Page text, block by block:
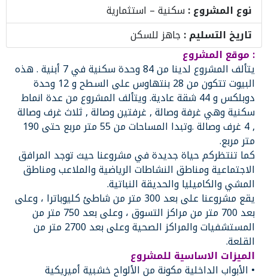
نوع المشروع : سكنية – استثمارية
تاريخ التسليم : جاهز للسكن
: موقع المشروع
يتألف المشروع لدينا من 84 وحدة سكنية في 7 أبنية . هذه
البيوت تتكون من 28 بنتهاوس على السطح و 12 وحدة
دوبلكس و 44 شقة عادية. ويتألف المشروع من عدة انماط
سكنية وهي غرفة وصالة , غرفتين وصالة , ثلاث غرف وصالة
, 4 غرف وصالة .وتبدا المساحات من 55 متر مربع حتى 190
متر مربع.
كما تنتظركم حياة جديدة في مشروعنا حيث توجد المرافق
الاجتماعية ومناطق النشاطات الرياضية والملاعب ومناطق
المشي والكاميليا والحديقة النباتية.
يقع مشروعنا على بعد 300 متر من شاطئ كليوباترا ، وعلى
بعد 700 متر من مراكز التسوق ، وعلى بعد 750 متر من
المستشفيات والمراكز الصحية وعلى بعد 2700 متر من
القلعة.
الميزات الاساسية للمشروع
• الأبواب الداخلية مكونة من الألواح خشبية أميريكية